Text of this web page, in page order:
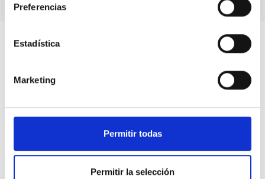
Preferencias
Estadística
Marketing
Permitir todas
Permitir la selección